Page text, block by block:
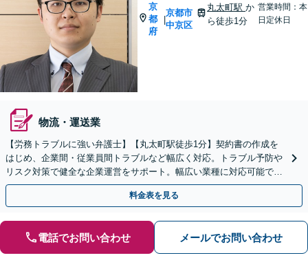
京
都
府
|
京都市
中京区
丸太町駅か
ら徒歩1分
営業時間：本
日定休日
物流・運送業
【労務トラブルに強い弁護士】【丸太町駅徒歩1分】契約書の作成を
はじめ、企業間・従業員間トラブルなど幅広く対応。トラブル予防や
リスク対策で健全な企業運営をサポート。幅広い業種に対応可能で
す。お気軽にご相談ください。【Web面談可】
料金表を見る
電話でお問い合わせ メールでお問い合わせ